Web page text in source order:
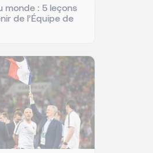
monde : 5 leçons
de l’Équipe de